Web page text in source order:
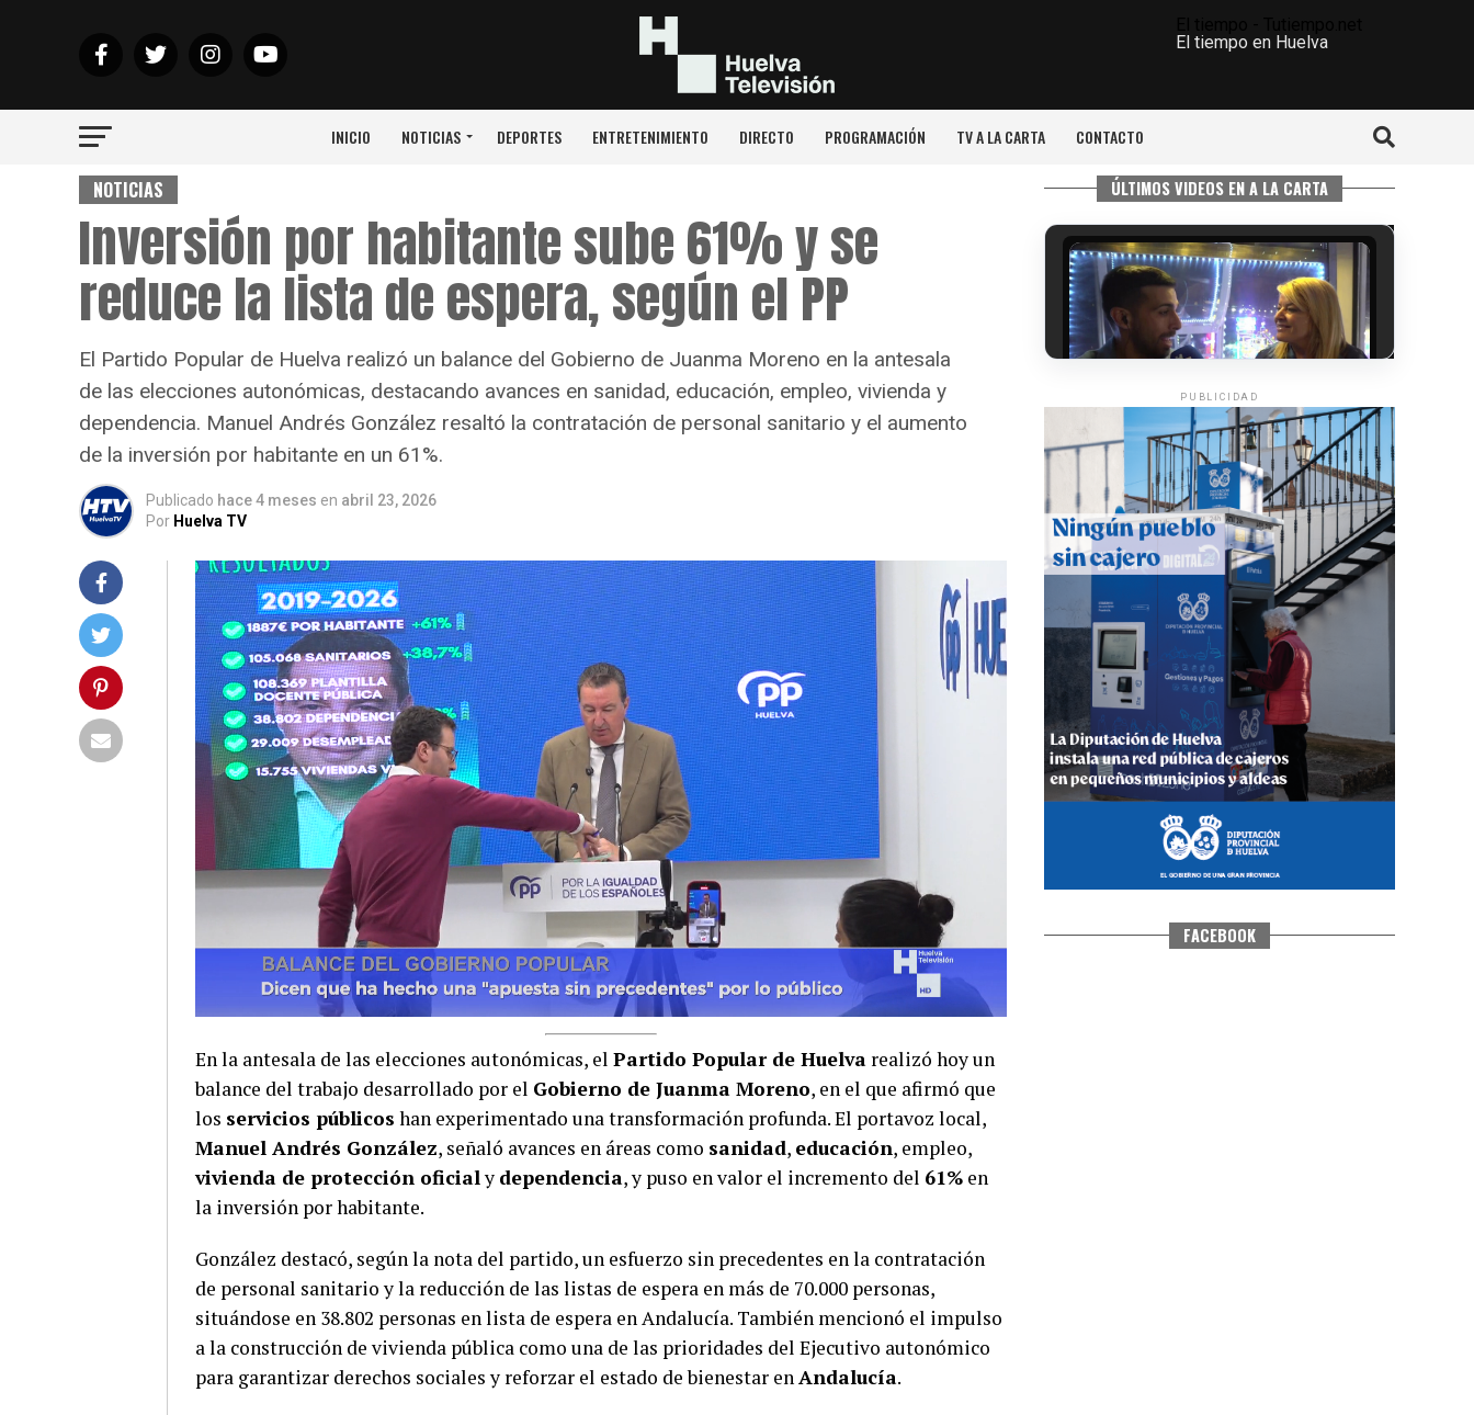
El tiempo en Huelva
INICIO NOTICIAS DEPORTES ENTRETENIMIENTO DIRECTO PROGRAMACIÓN TV A LA CARTA CONTACTO
NOTICIAS
Inversión por habitante sube 61% y se
reduce la lista de espera, según el PP
El Partido Popular de Huelva realizó un balance del Gobierno de Juanma Moreno en la antesala
de las elecciones autonómicas, destacando avances en sanidad, educación, empleo, vivienda y
dependencia. Manuel Andrés González resaltó la contratación de personal sanitario y el aumento
de la inversión por habitante en un 61%.
Publicado hace 4 meses en abril 23, 2026
Por Huelva TV
En la antesala de las elecciones autonómicas, el Partido Popular de Huelva realizó hoy un
balance del trabajo desarrollado por el Gobierno de Juanma Moreno, en el que afirmó que
los servicios públicos han experimentado una transformación profunda. El portavoz local,
Manuel Andrés González, señaló avances en áreas como sanidad, educación, empleo,
vivienda de protección oficialy dependencia, y puso en valor el incremento del 61% en
la inversión por habitante.
González destacó, según la nota del partido, un esfuerzo sin precedentes en la contratación
de personal sanitario y la reducción de las listas de espera en más de 70.000 personas,
situándose en 38.802 personas en lista de espera en Andalucía. También mencionó el impulso
a la construcción de vivienda pública como una de las prioridades del Ejecutivo autonómico
para garantizar derechos sociales y reforzar el estado de bienestar enAndalucía.
ÚLTIMOS VIDEOS EN A LA CARTA
5º DÍA DE LAS FIESTAS COLOMBINAS
2026
·Huelvatv
CUARTA CORRIDA DE LAS FIESTAS
COLOMBINAS 2026
hace 5 días· Huelvatv
PUBLICIDAD
FACEBOOK